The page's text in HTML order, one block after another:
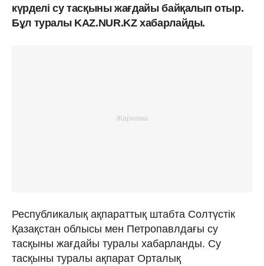
күрделі су тасқыны жағдайы байқалып отыр.
Бұл туралы KAZ.NUR.KZ хабарлайды.
Республикалық ақпараттық штабта Солтүстік
Қазақстан облысы мен Петропавлдағы су
тасқыны жағдайы туралы хабарланды. Су
тасқыны туралы ақпарат Орталық